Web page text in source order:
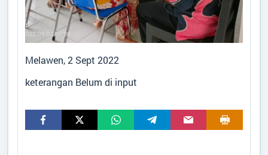
Titik Lokasi Kantor Desa
Melawen, 2 Sept 2022
keterangan Belum di input